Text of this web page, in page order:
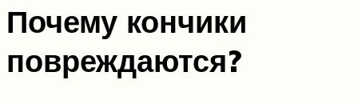
Почему кончики
повреждаются?